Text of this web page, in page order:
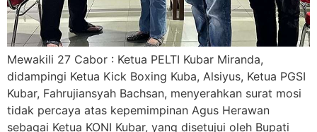
Mewakili 27 Cabor : Ketua PELTI Kubar Miranda,
didampingi Ketua Kick Boxing Kuba, Alsiyus, Ketua PGSI
Kubar, Fahrujiansyah Bachsan, menyerahkan surat mosi
tidak percaya atas kepemimpinan Agus Herawan
sebagai Ketua KONI Kubar, yang disetujui oleh Bupati